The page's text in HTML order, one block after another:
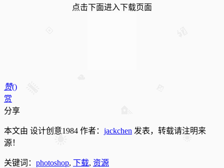
点击下面进入下载页面
赞()
赏
分享
本文由 设计创意1984 作者： jackchen 发表，转载请注明来
源！
关键词： photoshop, 下载, 资源